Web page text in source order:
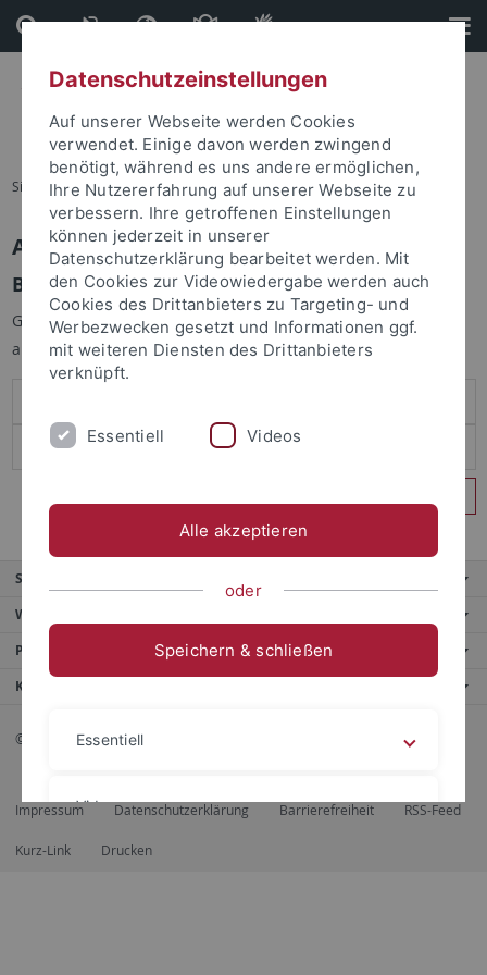
Direkt
zum
Inhalt
Direkt
zur
Fußleiste
Sie sind hier: Startseite
Anmelden
Benutzeranmeldung
Geben Sie Ihren Benutzernamen und Ihr Passwort an um sich
anzumelden:
Service
Weitere Angebote
Portale
Kontaktinfo
© 2026 Eberhard Karls Universität Tübingen, Tübingen
Impressum Datenschutzerklärung Barrierefreiheit RSS-Feed
Kurz-Link Drucken
Datenschutzeinstellungen
Auf unserer Webseite werden Cookies
verwendet. Einige davon werden zwingend
benötigt, während es uns andere ermöglichen,
Ihre Nutzererfahrung auf unserer Webseite zu
verbessern. Ihre getroffenen Einstellungen
können jederzeit in unserer
Datenschutzerklärung bearbeitet werden. Mit
den Cookies zur Videowiedergabe werden auch
Cookies des Drittanbieters zu Targeting- und
Werbezwecken gesetzt und Informationen ggf.
mit weiteren Diensten des Drittanbieters
verknüpft.
Essentiell Videos
Alle akzeptieren
oder
Speichern & schließen
Essentiell
Videos